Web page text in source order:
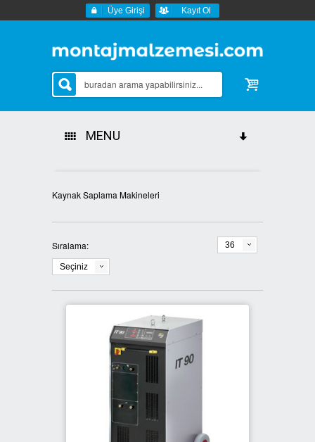
Üye Girişi Kayıt Ol
MENU
İletişim
Markalar
DEWALT
FISCHER
FIXPLAST
Kaynak Saplama Makineleri
Sıralama:
Seçiniz
36